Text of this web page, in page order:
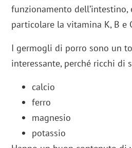
funzionamento dell’intestino,
particolare la vitamina K, B e
I germogli di porro sono un
interessante, perché ricchi di
calcio
ferro
magnesio
potassio